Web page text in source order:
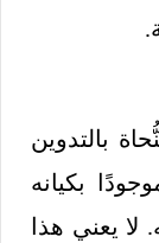
بالتدوين
بكيانه
لا يعني هذا